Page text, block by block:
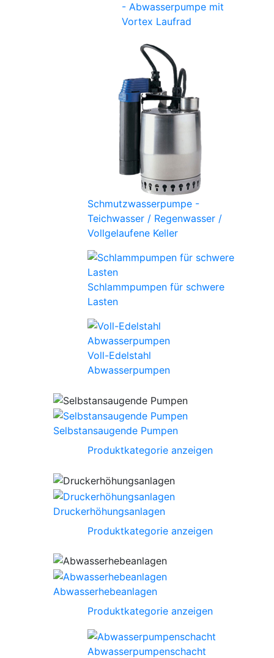
- Abwasserpumpe mit
Vortex Laufrad
Schmutzwasserpumpe -
Teichwasser / Regenwasser /
Vollgelaufene Keller
Schlammpumpen für schwere
Lasten
Voll-Edelstahl
Abwasserpumpen
Selbstansaugende Pumpen
Produktkategorie anzeigen
Druckerhöhungsanlagen
Produktkategorie anzeigen
Abwasserhebeanlagen
Produktkategorie anzeigen
Abwasserpumpenschacht